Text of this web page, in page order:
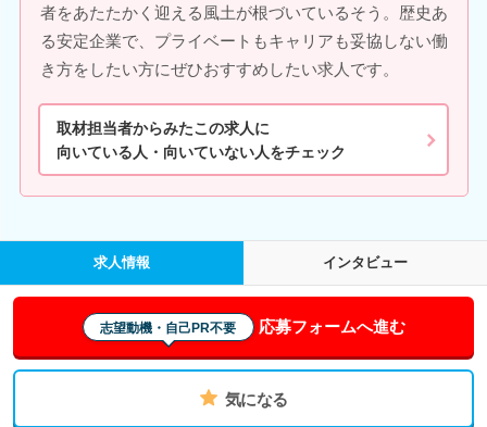
者をあたたかく迎える風土が根づいているそう。歴史あ
る安定企業で、プライベートもキャリアも妥協しない働
き方をしたい方にぜひおすすめしたい求人です。
取材担当者からみたこの求人に
向いている人・向いていない人をチェック
求人情報 インタビュー
志望動機・自己PR不要 応募フォームへ進む
気になる